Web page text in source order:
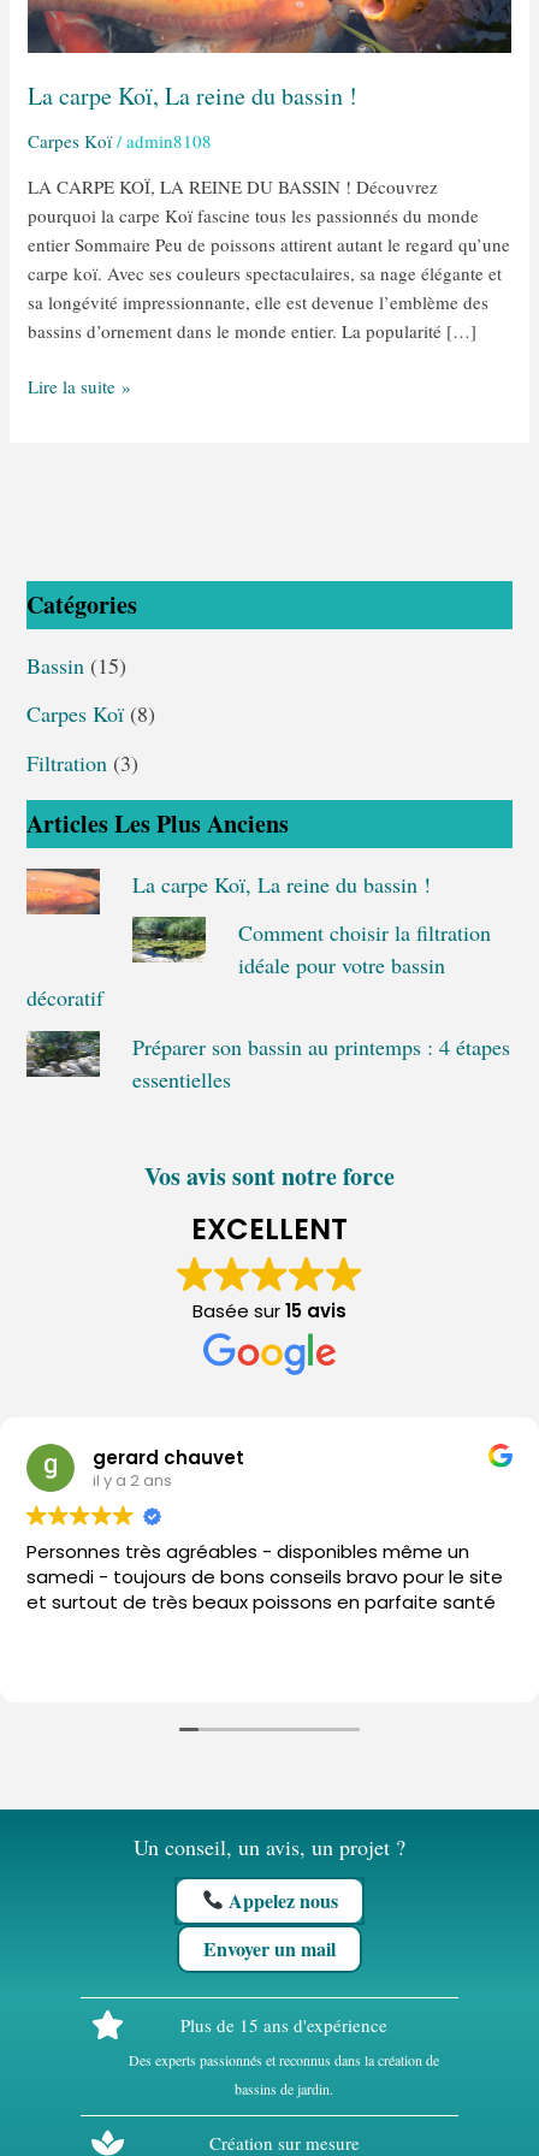
La carpe Koï, La reine du bassin !
Carpes Koï/admin8108
LA CARPE KOÏ, LA REINE DU BASSIN ! Découvrez
pourquoi la carpe Koï fascine tous les passionnés du monde
entier Sommaire Peu de poissons attirent autant le regard qu’une
carpe koï. Avec ses couleurs spectaculaires, sa nage élégante et
sa longévité impressionnante, elle est devenue l’emblème des
bassins d’ornement dans le monde entier. La popularité […]
La
reine
bassin
!
Lire la suite »
Catégories
Bassin (15)
Carpes Koï(8)
Filtration (3)
Articles Les Plus Anciens
La carpe Koï, La reine du bassin !
Comment choisir la filtration
idéale pour votre bassin
décoratif
Préparer son bassin au printemps : 4 étapes
essentielles
Vos avis sont notre force
EXCELLENT
Basée sur15 avis
gerard chauvet
il y a 2 ans
Personnes très agréables - disponibles même un
samedi - toujours de bons conseils bravo pour le site
et surtout de très beaux poissons en parfaite santé
Envoyer un mail
Appelez nous
Un conseil, un avis, un projet ?
Plus de 15 ans d'expérience
Des experts passionnés et reconnus dans la création de
bassins de jardin.
Création sur mesure